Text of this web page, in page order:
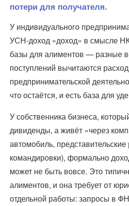
потери для получателя.
У индивидуального
УСН-доход «доход» в смысле
базы для алиментов — разные
поступлений вычитаются
предпринимательской
что остаётся, и есть база для
У собственника бизнеса,
дивиденды, а живёт «через
автомобиль,
командировки), формально
может не быть вовсе. Это
алиментов, и она требует от
отдельной работы: запросы в